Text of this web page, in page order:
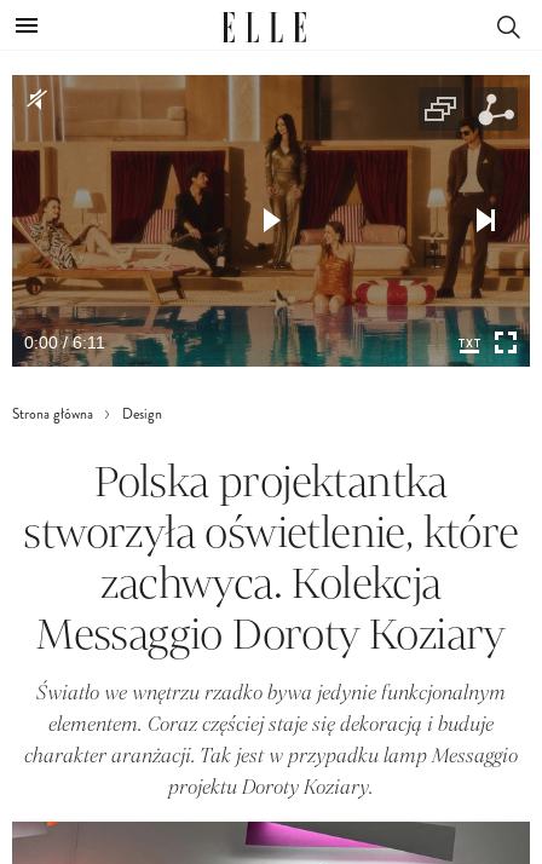
0:00 / 6:11
Strona główna Design
Polska projektantka
stworzyła oświetlenie, które
zachwyca. Kolekcja
Messaggio Doroty Koziary
Światło we wnętrzu rzadko bywa jedynie funkcjonalnym
elementem. Coraz częściej staje się dekoracją i buduje
charakter aranżacji. Tak jest w przypadku lamp Messaggio
projektu Doroty Koziary.